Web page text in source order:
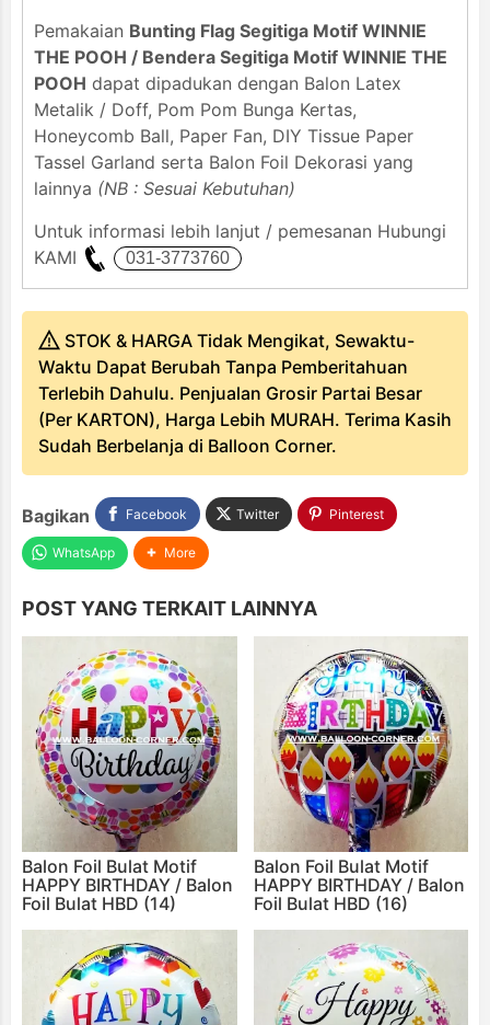
Pemakaian Bunting Flag Segitiga Motif WINNIE
THE POOH / Bendera Segitiga Motif WINNIE THE
POOH dapat dipadukan dengan Balon Latex
Metalik / Doff, Pom Pom Bunga Kertas,
Honeycomb Ball, Paper Fan, DIY Tissue Paper
Tassel Garland serta Balon Foil Dekorasi yang
lainnya (NB : Sesuai Kebutuhan)
Untuk informasi lebih lanjut / pemesanan Hubungi
KAMI
STOK & HARGA Tidak Mengikat, Sewaktu-
Waktu Dapat Berubah Tanpa Pemberitahuan
Terlebih Dahulu. Penjualan Grosir Partai Besar
(Per KARTON), Harga Lebih MURAH. Terima Kasih
Sudah Berbelanja di Balloon Corner.
Bagikan Facebook Twitter Pinterest
WhatsApp More
POST YANG TERKAIT LAINNYA
Balon Foil Bulat Motif
HAPPY BIRTHDAY / Balon
Foil Bulat HBD (14)
Balon Foil Bulat Motif
HAPPY BIRTHDAY / Balon
Foil Bulat HBD (16)